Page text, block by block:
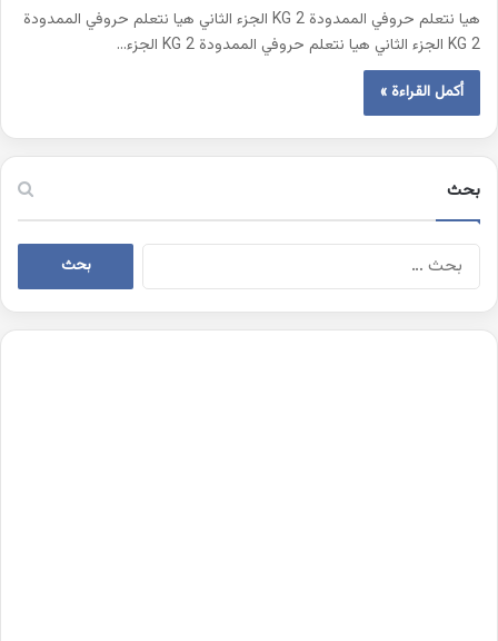
هيا نتعلم حروفي الممدودة KG 2 الجزء الثاني هيا نتعلم حروفي الممدودة
KG 2 الجزء الثاني هيا نتعلم حروفي الممدودة KG 2 الجزء…
أكمل القراءة »
بحث
البحث